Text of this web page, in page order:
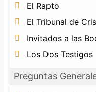
El Rapto
El Tribunal de
Invitados a las
Los Dos Testigos
Preguntas